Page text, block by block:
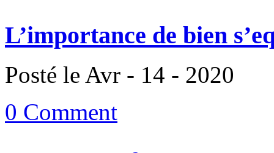
L’importance de bien
Posté le Avr - 14 - 2020
0 Comment